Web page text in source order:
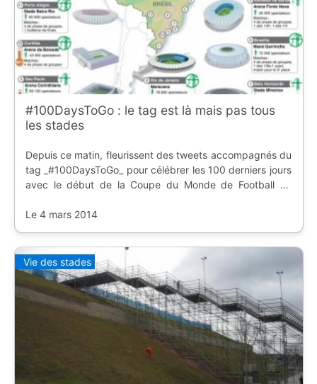
#100DaysToGo : le tag est là mais pas tous
les stades
Depuis ce matin, fleurissent des tweets accompagnés du
tag _#100DaysToGo_ pour célébrer les 100 derniers jours
avec le début de la Coupe du Monde de Football au
l'évènement de l'année... mais qu'en e
Le 4 mars 2014
Vie des stades